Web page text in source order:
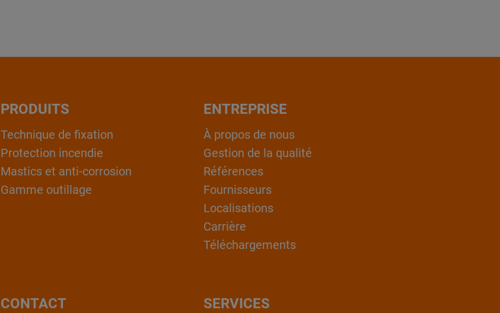
PRODUITS
Technique de fixation
Protection incendie
Mastics et anti-corrosion
Gamme outillage
ENTREPRISE
À propos de nous
Gestion de la qualité
Références
Fournisseurs
Localisations
Carrière
Téléchargements
CONTACT SERVICES